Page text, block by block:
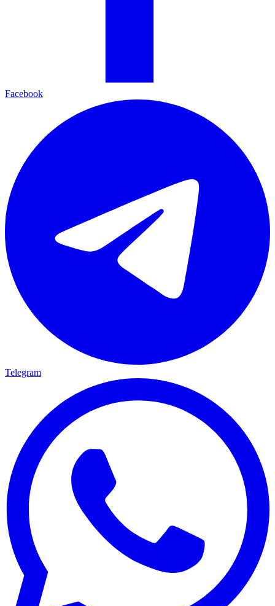
Facebook
Telegram